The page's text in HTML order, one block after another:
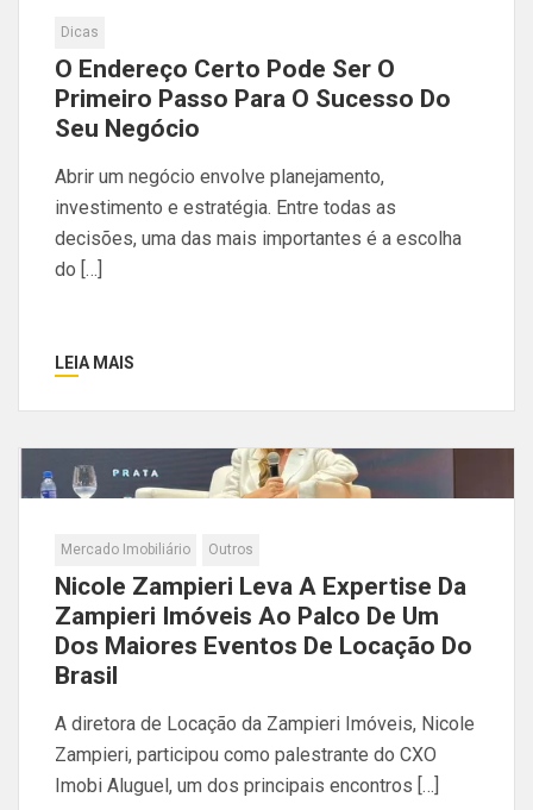
Dicas
O Endereço Certo Pode Ser O
Primeiro Passo Para O Sucesso Do
Seu Negócio
Abrir um negócio envolve planejamento,
investimento e estratégia. Entre todas as
decisões, uma das mais importantes é a escolha
do […]
LEIA MAIS
Mercado Imobiliário Outros
Nicole Zampieri Leva A Expertise Da
Zampieri Imóveis Ao Palco De Um
Dos Maiores Eventos De Locação Do
Brasil
A diretora de Locação da Zampieri Imóveis, Nicole
Zampieri, participou como palestrante do CXO
Imobi Aluguel, um dos principais encontros […]